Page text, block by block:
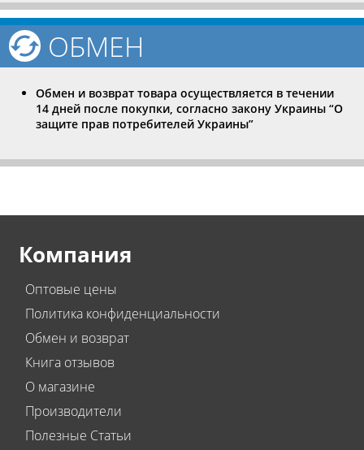
ОБМЕН
Обмен и возврат товара осуществляется в течении
14 дней после покупки, согласно закону Украины “О
защите прав потребителей Украины”
Компания
Оптовые цены
Политика конфиденциальности
Обмен и возврат
Книга отзывов
О магазине
Производители
Полезные Статьи